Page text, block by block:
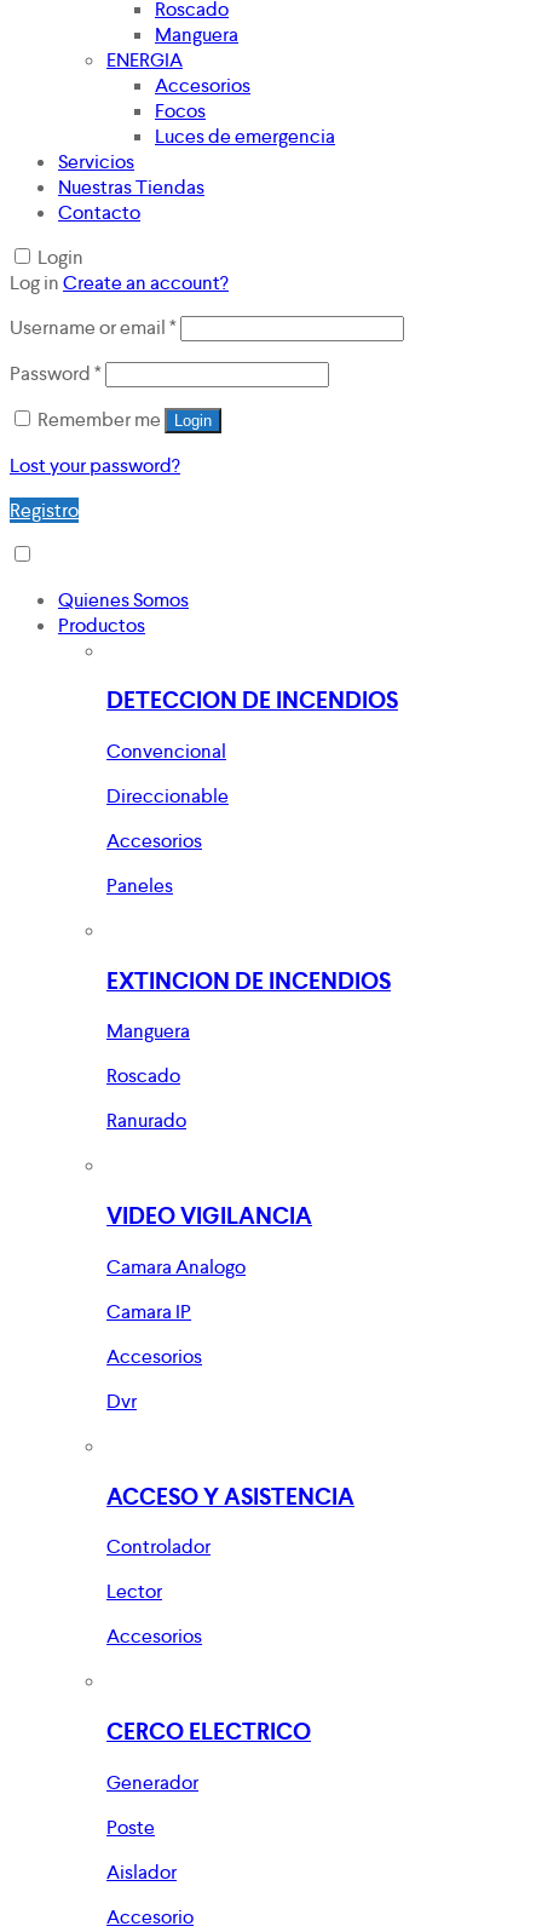
Roscado
Manguera
ENERGIA
Accesorios
Focos
Luces de emergencia
Servicios
Nuestras Tiendas
Contacto
Login
Log inCreate an account?
Username or email*
Password*
Remember me
Login
Lost your password?
Registro
Quienes Somos
Productos
DETECCION DE INCENDIOS
Convencional
Direccionable
Accesorios
Paneles
EXTINCION DE INCENDIOS
Manguera
Roscado
Ranurado
VIDEO VIGILANCIA
Camara Analogo
Camara IP
Accesorios
Dvr
ACCESO Y ASISTENCIA
Controlador
Lector
Accesorios
CERCO ELECTRICO
Generador
Poste
Aislador
Accesorio